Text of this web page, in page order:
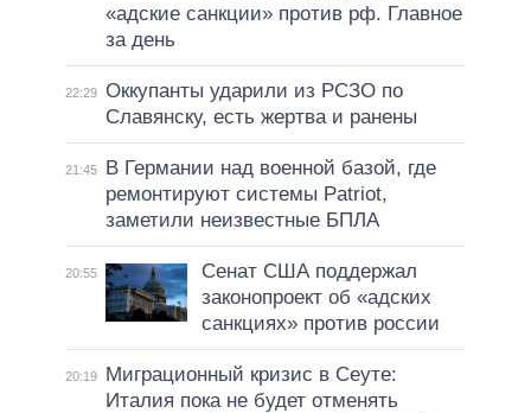
«адские санкции» против рф. Главное
за день
22:29 Оккупанты ударили из РСЗО по
Славянску, есть жертва и ранены
21:45
В Германии над военной базой, где
ремонтируют системы Patriot,
заметили неизвестные БПЛА
20:55
Сенат США поддержал
законопроект об «адских
санкциях» против россии
20:19
Миграционный кризис в Сеуте:
Италия пока не будет отменять